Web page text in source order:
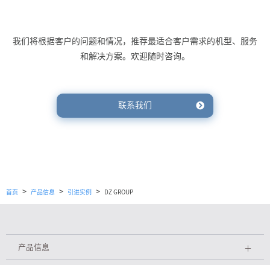
我们将根据客户的问题和情况，推荐最适合客户需求的机型、服务
和解决方案。欢迎随时咨询。
联系我们
首页 > 产品信息 > 引进实例 > DZ GROUP
产品信息 ＋